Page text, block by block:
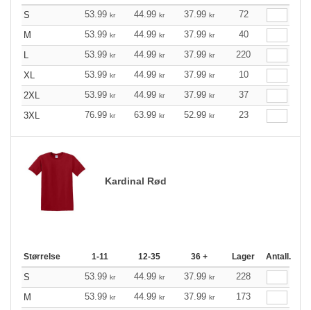
S 53.99 kr 44.99 kr 37.99 kr
72
M
53.99 kr 44.99 kr 37.99 kr
40
L
53.99 kr 44.99 kr 37.99 kr
220
XL
53.99 kr 44.99 kr 37.99 kr
10
2XL
53.99 kr 44.99 kr 37.99 kr
37
3XL
76.99 kr 63.99 kr 52.99 kr 23
Kardinal Rød
Størrelse 1-11 12-35 36 + Lager Antall.
S 53.99 kr 44.99 kr 37.99 kr
228
M
53.99 kr 44.99 kr 37.99 kr
173